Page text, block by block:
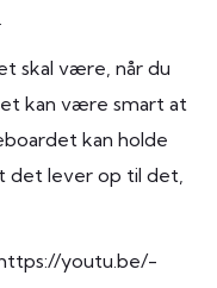
skal være, når du
kan være smart at
kan holde
det lever op til det,
youtu.be/-